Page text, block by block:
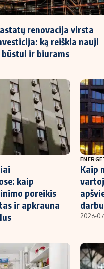
renovacija virsta
ką reiškia nauji
ir biurams
kaip
poreikis
ir apkrauna
Kaip
2026-